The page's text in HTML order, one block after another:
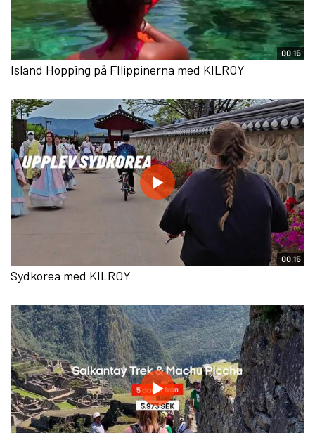
00:15
Island Hopping på FIlippinerna med KILROY
00:15
Sydkorea med KILROY